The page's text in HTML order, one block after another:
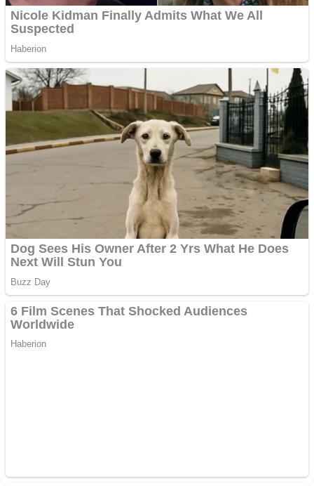
Curatare canapele
Bucuresti. Curatare
profesionala